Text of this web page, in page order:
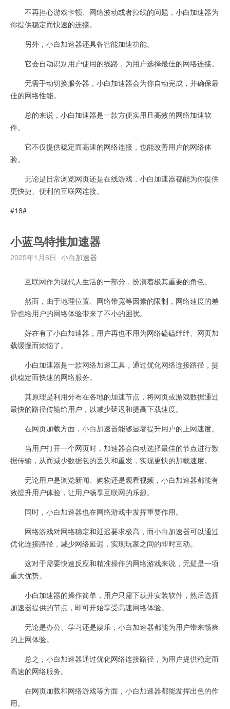
不再担心游戏卡顿、网络波动或者掉线的问题，小白加速器为
你提供稳定而快速的连接。
另外，小白加速器还具备智能加速功能。
它会自动识别用户使用的线路，为用户选择最佳的网络连接。
无需手动切换服务器，小白加速器会为你自动完成，并确保最
佳的网络性能。
总的来说，小白加速器是一款方便实用且高效的网络加速软
件。
它不仅提供稳定而高速的网络连接，也能改善用户的网络体
验。
无论是日常浏览网页还是在线游戏，小白加速器都能为你提供
更快捷、便利的互联网连接。
#18#
小蓝鸟特推加速器
2025年1月6日 小白加速器
互联网作为现代人生活的一部分，扮演着极其重要的角色。
然而，由于地理位置、网络带宽等因素的限制，网络速度的差
异也给用户的网络体验带来了不小的困扰。
好在有了小白加速器，用户再也不用为网络磕磕绊绊、网页加
载缓慢而烦恼了。
小白加速器是一款网络加速工具，通过优化网络连接路径，提
供稳定而快速的网络服务。
其原理是利用分布在各地的加速节点，将网页或游戏数据通过
最快的路径传输给用户，以减少延迟和提高下载速度。
在网页加载方面，小白加速器能够显著提升用户的上网速度。
当用户打开一个网页时，加速器会自动选择最佳的节点进行数
据传输，从而减少数据包的丢失和重发，实现更快的加载速度。
无论用户是浏览新闻、购物还是观看视频，小白加速器都能有
效提升用户体验，让用户畅享互联网的乐趣。
同时，小白加速器也在网络游戏中发挥重要作用。
网络游戏对网络稳定和延迟要求极高，而小白加速器可以通过
优化连接路径，减少网络延迟，实现玩家之间的即时互动。
这对于需要快速反应和精准操作的网络游戏来说，无疑是一项
重大优势。
小白加速器的操作简单，用户只需下载并安装软件，然后选择
加速器提供的节点，即可开始享受高速网络体验。
无论是办公、学习还是娱乐，小白加速器都能为用户带来畅爽
的上网体验。
总之，小白加速器通过优化网络连接路径，为用户提供稳定而
高速的网络服务。
在网页加载和网络游戏等方面，小白加速器都能发挥出色的作
用。